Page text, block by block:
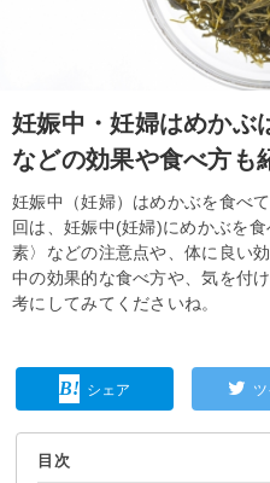
妊娠中・妊婦はめかぶ
などの効果や食べ方も
妊娠中（妊婦）はめかぶを食べ
回は、妊娠中(妊婦)にめかぶを
素〉などの注意点や、体に良い
中の効果的な食べ方や、気を付
考にしてみてくださいね。
シェア
目次